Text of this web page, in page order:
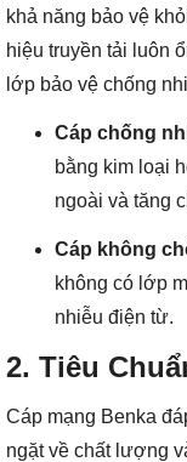
khả năng bảo vệ
hiệu truyền tải luôn
lớp bảo vệ chống
Cáp chống
bằng kim loại
ngoài và tăng
Cáp không
không có lớp
nhiễu điện từ.
2. Tiêu
Cáp mạng Benka
ngặt về chất lượng